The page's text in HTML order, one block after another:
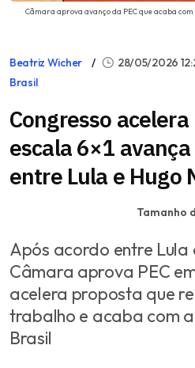
Câmara aprova avanço da PEC que acaba
Beatriz Wicher 28/05/2026
Brasil
Congresso acelera
escala 6×1
entre Lula e Hugo
Tamanho
Após acordo entre Lula
Câmara aprova PEC
acelera proposta que
trabalho e acaba com a
Brasil